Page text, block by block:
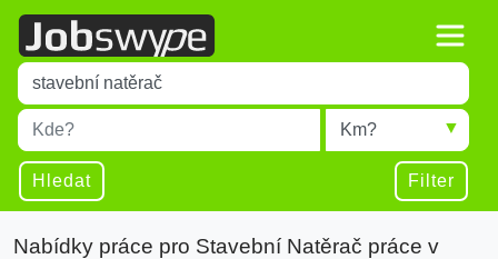
Title
Type 1 or more characters for results.
Místo
Type 1 or more characters for results.
Radius
Hledat Filter
Nabídky práce pro Stavební Natěrač práce v